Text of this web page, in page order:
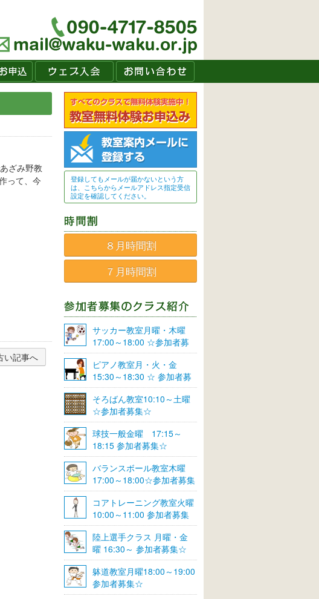
って、今
い記事へ
登録してもメールが届かないという方
は、こちらからメールアドレス指定受信
設定を確認してください。
８月時間割
７月時間割
サッカー教室月曜・木曜
17:00～18:00 ☆参加者募
集☆
ピアノ教室月・火・金
15:30～18:30 ☆ 参加者募
集☆
そろばん教室10:10～土曜
☆参加者募集☆
球技一般金曜 17:15～
18:15 参加者募集☆
バランスボール教室木曜
17:00～18:00☆参加者募集
☆
コアトレーニング教室火曜
10:00～11:00 参加者募集
陸上選手クラス 月曜・金
曜 16:30～ 参加者募集☆
躰道教室月曜18:00～19:00
参加者募集☆